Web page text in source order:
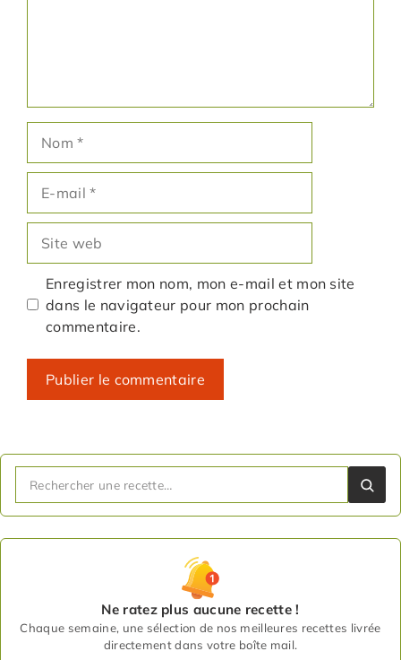
mail
web
Enregistrer mon nom, mon e-mail et mon site
dans le navigateur pour mon prochain
commentaire.
Ne ratez plus aucune recette !
Chaque semaine, une sélection de nos meilleures recettes livrée
directement dans votre boîte mail.